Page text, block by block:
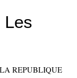
Les
REPUBLIQUE